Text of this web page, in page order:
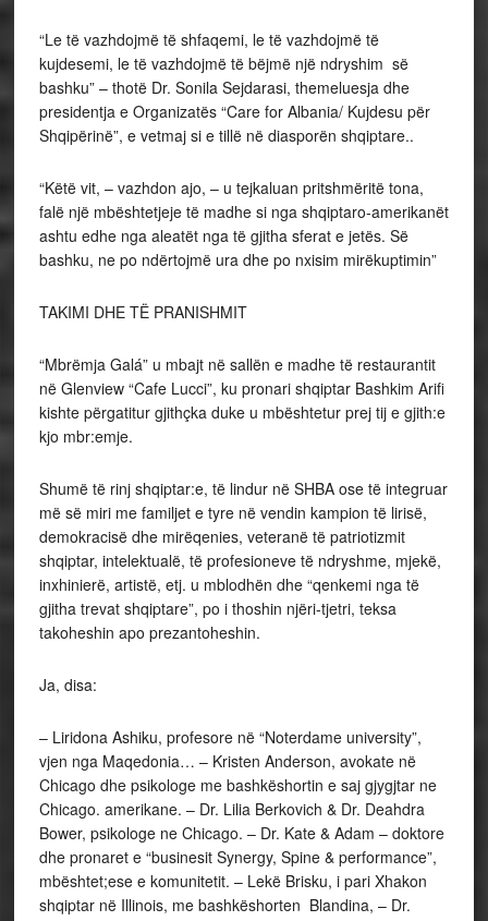
“Le të vazhdojmë të shfaqemi, le të vazhdojmë të
kujdesemi, le të vazhdojmë të bëjmë një ndryshim së
bashku” – thotë Dr. Sonila Sejdarasi, themeluesja dhe
presidentja e Organizatës “Care for Albania/ Kujdesu për
Shqipërinë”, e vetmaj si e tillë në diasporën shqiptare..
“Këtë vit, – vazhdon ajo, – u tejkaluan pritshmëritë tona,
falë një mbështetjeje të madhe si nga shqiptaro-amerikanët
ashtu edhe nga aleatët nga të gjitha sferat e jetës. Së
bashku, ne po ndërtojmë ura dhe po nxisim mirëkuptimin”
TAKIMI DHE TË PRANISHMIT
“Mbrëmja Galá” u mbajt në sallën e madhe të restaurantit
në Glenview “Cafe Lucci”, ku pronari shqiptar Bashkim Arifi
kishte përgatitur gjithçka duke u mbështetur prej tij e gjith:e
kjo mbr:emje.
Shumë të rinj shqiptar:e, të lindur në SHBA ose të integruar
më së miri me familjet e tyre në vendin kampion të lirisë,
demokracisë dhe mirëqenies, veteranë të patriotizmit
shqiptar, intelektualë, të profesioneve të ndryshme, mjekë,
inxhinierë, artistë, etj. u mblodhën dhe “qenkemi nga të
gjitha trevat shqiptare”, po i thoshin njëri-tjetri, teksa
takoheshin apo prezantoheshin.
Ja, disa:
– Liridona Ashiku, profesore në “Noterdame university”,
vjen nga Maqedonia… – Kristen Anderson, avokate në
Chicago dhe psikologe me bashkëshortin e saj gjygjtar ne
Chicago. amerikane. – Dr. Lilia Berkovich & Dr. Deahdra
Bower, psikologe ne Chicago. – Dr. Kate & Adam – doktore
dhe pronaret e “businesit Synergy, Spine & performance”,
mbështet;ese e komunitetit. – Lekë Brisku, i pari Xhakon
shqiptar në Illinois, me bashkëshorten Blandina, – Dr.